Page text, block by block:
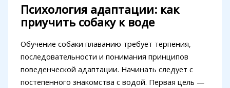
Психология адаптации: как
приучить собаку к воде
Обучение собаки плаванию требует терпения,
последовательности и понимания принципов
поведенческой адаптации. Начинать следует с
постепенного знакомства с водой. Первая цель —